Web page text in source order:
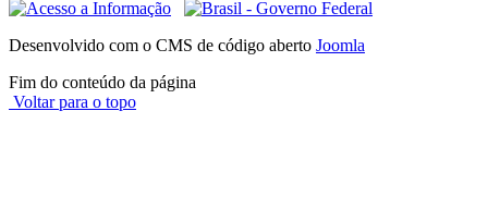
Desenvolvido com o CMS de código aberto Joomla
Fim do conteúdo da página
Voltar para o topo